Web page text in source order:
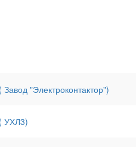
"Электроконтактор")
УХЛ3)